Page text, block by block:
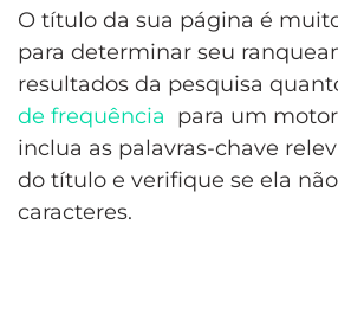
O título da sua página é
para determinar seu
resultados da pesquisa
de frequência para um
inclua as palavras-chave
do título e verifique se ela
caracteres.